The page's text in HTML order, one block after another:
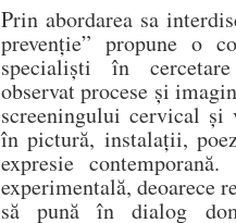
Prin abordarea sa
prevenție” propune o
specialiști în
observat procese și
screeningului cervical și
în pictură, instalații,
expresie
experimentală, deoarece
să pună în dialog